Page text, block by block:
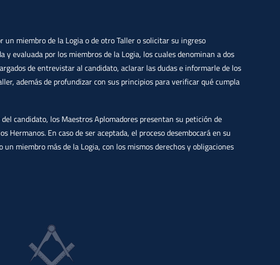
un miembro de la Logia o de otro Taller o solicitar su ingreso
y evaluada por los miembros de la Logia, los cuales denominan a dos
de entrevistar al candidato, aclarar las dudas e informarle de los
además de profundizar con sus principios para verificar qué cumpla
candidato, los Maestros Aplomadores presentan su petición de
Hermanos. En caso de ser aceptada, el proceso desembocará en su
miembro más de la Logia, con los mismos derechos y obligaciones